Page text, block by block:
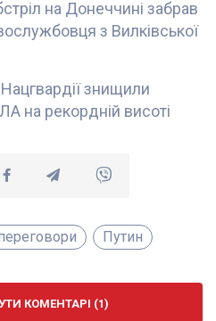
на Донеччині забрав
з Вилківської
Нацгвардії знищили
на рекордній висоті
Путин
КОМЕНТАРІ (1)